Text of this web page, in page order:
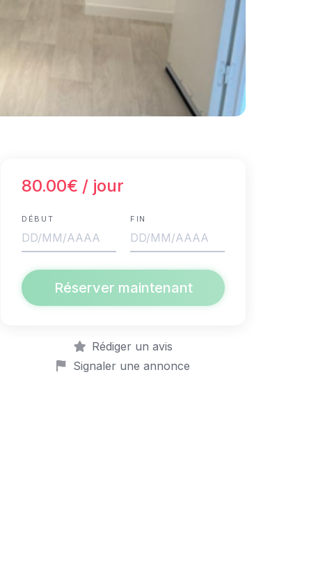
80.00€ / jour
DÉBUT FIN
Réserver maintenant
Rédiger un avis
Signaler une annonce